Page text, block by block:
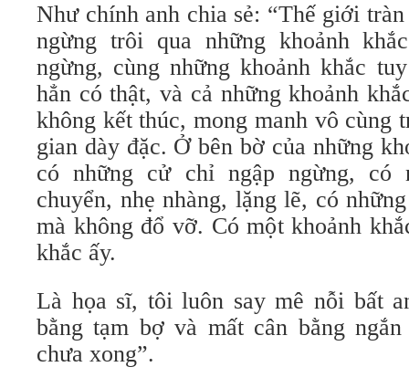
Như chính anh chia sẻ: “Thế giới
ngừng trôi qua những khoảnh
ngừng, cùng những khoảnh khắc
hẳn có thật, và cả những khoảnh
không kết thúc, mong manh vô cùng
gian dày đặc. Ở bên bờ của những
có những cử chỉ ngập ngừng, có
chuyển, nhẹ nhàng, lặng lẽ, có
mà không đổ vỡ. Có một khoảnh
khắc ấy.
Là họa sĩ, tôi luôn say mê nỗi bất
bằng tạm bợ và mất cân bằng
chưa xong”.